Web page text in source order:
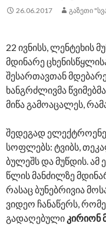
26.06.2017 ᲒᲐᲖᲔᲗᲘ
22 ივნისს, ლენტეხის
მდინარე
შესართავთან
ხანგრძლივმა
მიწა გამოაცალეს,
შედეგად
სოფლებს: ტვიბს,
ბულეშს და მუწდის.
წლის მანძილზე
რასაც ბუნებრივია
ვიდეო ჩანაწერს,
გადაღებული კირიონ